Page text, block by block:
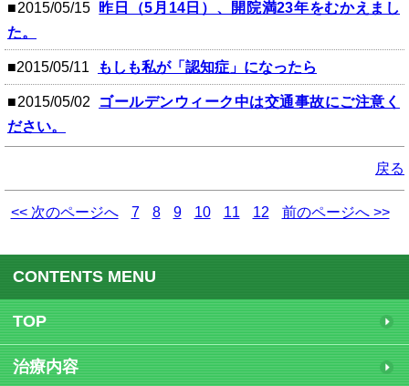
■2015/05/15
昨日（5月14日）、開院満23年をむかえまし
た。
■2015/05/11 もしも私が「認知症」になったら
■2015/05/02
ゴールデンウィーク中は交通事故にご注意く
ださい。
戻る
<< 次のページへ 7 8 9 10 11 12 前のページへ >>
CONTENTS MENU
TOP
治療内容